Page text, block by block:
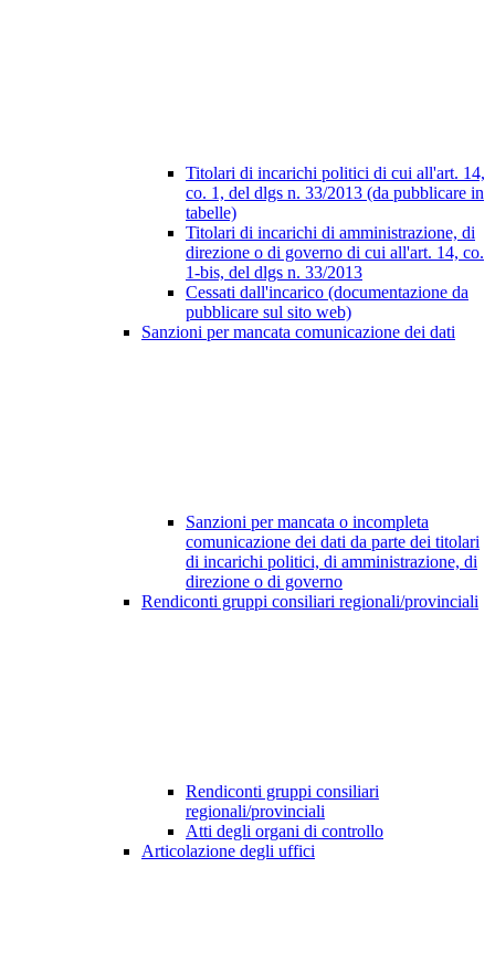
Titolari di incarichi politici di cui all'art. 14,
co. 1, del dlgs n. 33/2013 (da pubblicare in
tabelle)
Titolari di incarichi di amministrazione, di
direzione o di governo di cui all'art. 14, co.
1-bis, del dlgs n. 33/2013
Cessati dall'incarico (documentazione da
pubblicare sul sito web)
Sanzioni per mancata comunicazione dei dati
Sanzioni per mancata o incompleta
comunicazione dei dati da parte dei titolari
di incarichi politici, di amministrazione, di
direzione o di governo
Rendiconti gruppi consiliari regionali/provinciali
Rendiconti gruppi consiliari
regionali/provinciali
Atti degli organi di controllo
Articolazione degli uffici